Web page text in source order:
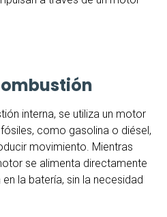
interna, se utiliza un motor
como gasolina o diésel,
movimiento. Mientras
se alimenta directamente
la batería, sin la necesidad